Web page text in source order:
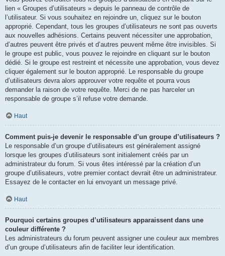
lien « Groupes d’utilisateurs » depuis le panneau de contrôle de
l’utilisateur. Si vous souhaitez en rejoindre un, cliquez sur le bouton
approprié. Cependant, tous les groupes d’utilisateurs ne sont pas ouverts
aux nouvelles adhésions. Certains peuvent nécessiter une approbation,
d’autres peuvent être privés et d’autres peuvent même être invisibles. Si
le groupe est public, vous pouvez le rejoindre en cliquant sur le bouton
dédié. Si le groupe est restreint et nécessite une approbation, vous devez
cliquer également sur le bouton approprié. Le responsable du groupe
d’utilisateurs devra alors approuver votre requête et pourra vous
demander la raison de votre requête. Merci de ne pas harceler un
responsable de groupe s’il refuse votre demande.
Haut
Comment puis-je devenir le responsable d’un groupe d’utilisateurs ?
Le responsable d’un groupe d’utilisateurs est généralement assigné
lorsque les groupes d’utilisateurs sont initialement créés par un
administrateur du forum. Si vous êtes intéressé par la création d’un
groupe d’utilisateurs, votre premier contact devrait être un administrateur.
Essayez de le contacter en lui envoyant un message privé.
Haut
Pourquoi certains groupes d’utilisateurs apparaissent dans une
couleur différente ?
Les administrateurs du forum peuvent assigner une couleur aux membres
d’un groupe d’utilisateurs afin de faciliter leur identification.